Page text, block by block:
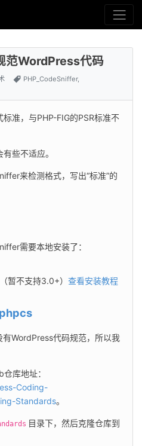
范WordPress代码
PHP_CodeSniffer,
准，与PHP-FIG的PSR标准不
些不适应。
来检测格式，写出“标准”的
需要本地安装了：
暂不支持3.0+） 查看安装教程
WordPress代码规范，所以我
库地址：
Coding-
Standards。
目录下，然后克隆仓库到